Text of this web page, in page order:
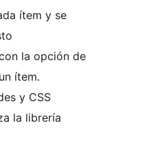
ítem y se
la opción de
ítem.
y CSS
la librería